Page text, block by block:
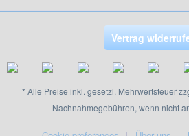
Vertrag
* Alle Preise inkl. gesetzl. Mehrwertsteuer
Nachnahmegebühren, wenn nicht